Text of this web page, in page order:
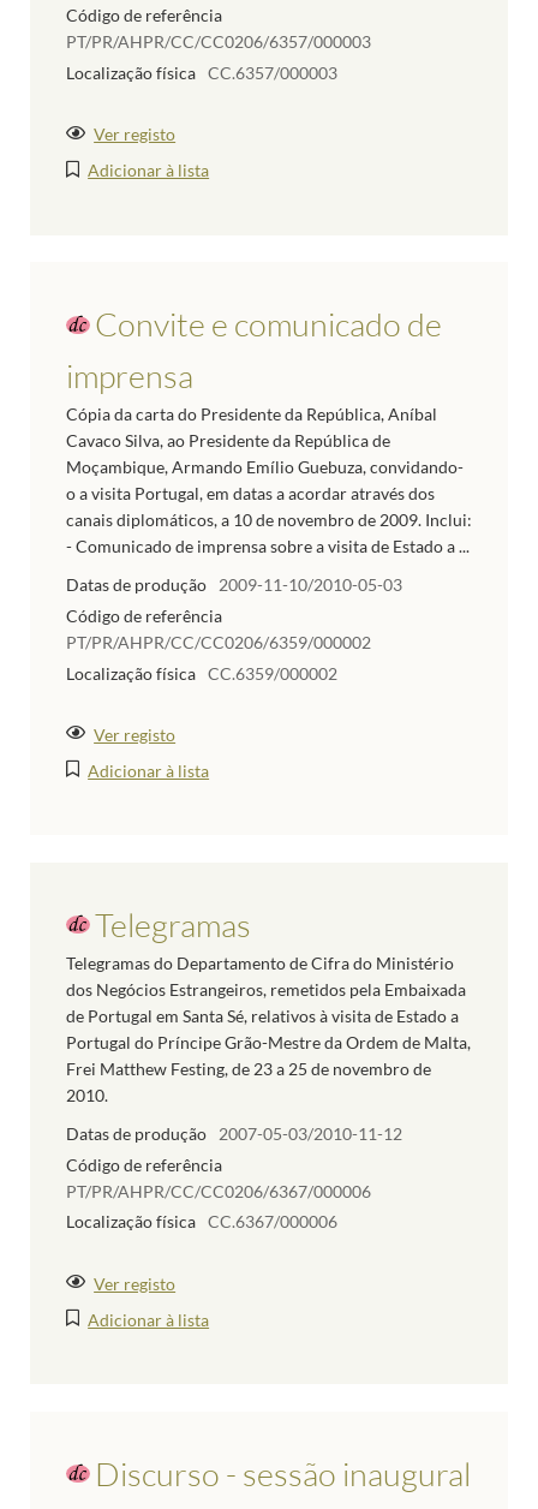
Código de referência
PT/PR/AHPR/CC/CC0206/6357/000003
Localização física CC.6357/000003
Ver registo
Adicionar à lista
Convite e comunicado de
imprensa
Cópia da carta do Presidente da República, Aníbal
Cavaco Silva, ao Presidente da República de
Moçambique, Armando Emílio Guebuza, convidando-
o a visita Portugal, em datas a acordar através dos
canais diplomáticos, a 10 de novembro de 2009. Inclui:
- Comunicado de imprensa sobre a visita de Estado a ...
Datas de produção
2009-11-10/2010-05-03
Código de referência
PT/PR/AHPR/CC/CC0206/6359/000002
Localização física CC.6359/000002
Ver registo
Adicionar à lista
Telegramas
Telegramas do Departamento de Cifra do Ministério
dos Negócios Estrangeiros, remetidos pela Embaixada
de Portugal em Santa Sé, relativos à visita de Estado a
Portugal do Príncipe Grão-Mestre da Ordem de Malta,
Frei Matthew Festing, de 23 a 25 de novembro de
2010.
Datas de produção
2007-05-03/2010-11-12
Código de referência
PT/PR/AHPR/CC/CC0206/6367/000006
Localização física CC.6367/000006
Ver registo
Adicionar à lista
Discurso - sessão inaugural